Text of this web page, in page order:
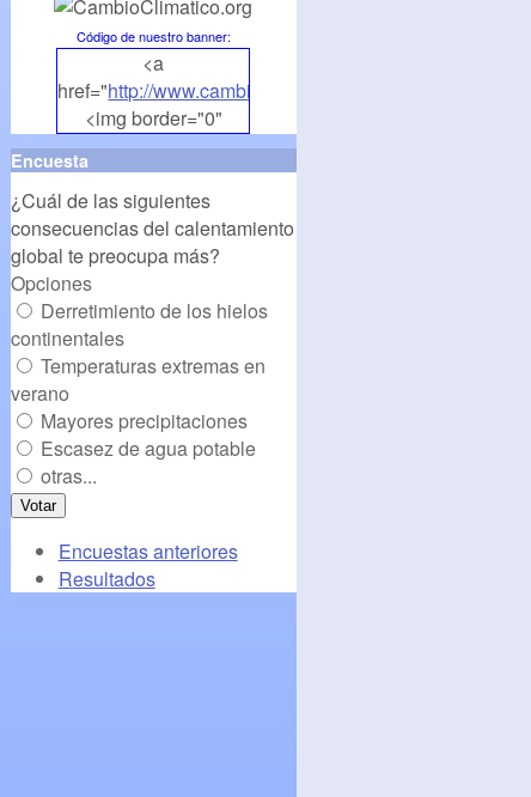
Código de nuestro banner:
<a
href="http://www.cambioclimatico.org
<img border="0"
align="middle"
src="http://www.cambioclimatico.org/banners/
alt="CambioClimatico.org"
/></a>
Encuesta
¿Cuál de las siguientes
consecuencias del calentamiento
global te preocupa más?
Opciones
Derretimiento de los hielos
continentales
Temperaturas extremas en
verano
Mayores precipitaciones
Escasez de agua potable
otras...
Encuestas anteriores
Resultados